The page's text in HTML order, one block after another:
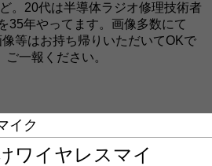
。20代は半導体ラジオ修理技術者
35年やってます。画像多数にて
等はお持ち帰りいただいてOKで
一報ください。
イク
ワイヤレスマイ